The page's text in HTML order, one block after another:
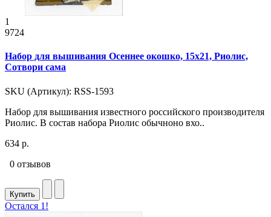
1
9724
Набор для вышивания Осеннее окошко, 15x21, Риолис,
Сотвори сама
SKU (Артикул): RSS-1593
Набор для вышивания известного российского производителя
Риолис. В состав набора Риолис обычноно вхо..
634 р.
0 отзывов
Купить
Остался 1!